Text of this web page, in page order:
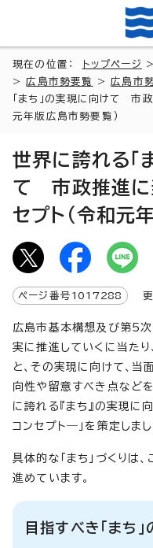
現在の位置： トップページ
>広島市勢要覧 >広島市
「まち」の実現に向けて 市
元年版広島市勢要覧）
世界に誇れる「
て 市政推進に
セプト（令和元
ページ番号 1017288 更
広島市基本構想及び第5
実に推進していくに当たり
と、その実現に向けて、
向性や留意すべき点など
に誇れる『まち』の実現
コンセプト―」を策定しまし
具体的な「まち」づくりは
進めています。
目指すべき「まち